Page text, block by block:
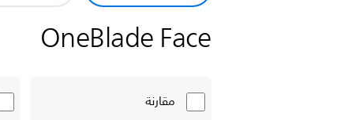
OneBlade Face
مقارنة